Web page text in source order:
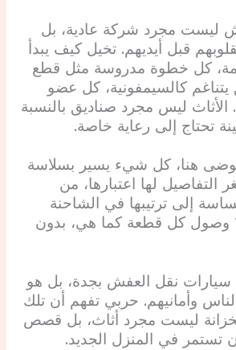
ليست مجرد شركة عادية، بل
قبل أيديهم. تخيل كيف يبدأ
كل خطوة مدروسة مثل قطع
كالسيمفونية، كل عضو
الأثاث ليس مجرد صناديق بالنسبة
تحتاج إلى رعاية خاصة.
هنا، كل شيء يسير بسلاسة
لها اعتبارها، من
إلى ترتيبها في الشاحنة
وصول كل قطعة كما هي، بدون
نقل العفش بجدة، بل هو
وأمانيهم. حربي تفهم أن تلك
ليست مجرد أثاث، بل قصص
تستمر في المنزل الجديد.